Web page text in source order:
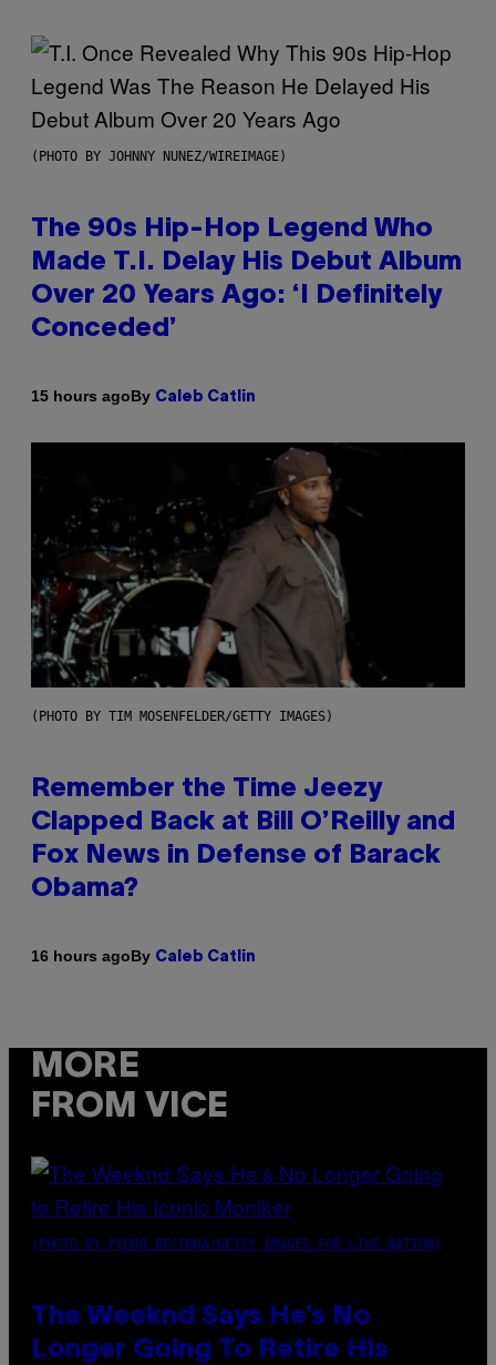
(PHOTO BY JOHNNY NUNEZ/WIREIMAGE)
The 90s Hip-Hop Legend Who
Made T.I. Delay His Debut Album
Over 20 Years Ago: ‘I Definitely
Conceded’
15 hours agoBy Caleb Catlin
(PHOTO BY TIM MOSENFELDER/GETTY IMAGES)
Remember the Time Jeezy
Clapped Back at Bill O’Reilly and
Fox News in Defense of Barack
Obama?
16 hours agoBy Caleb Catlin
MORE
FROM VICE
(PHOTO BY PEDRO BECERRA/GETTY IMAGES FOR LIVE NATION)
The Weeknd Says He’s No
Longer Going To Retire His